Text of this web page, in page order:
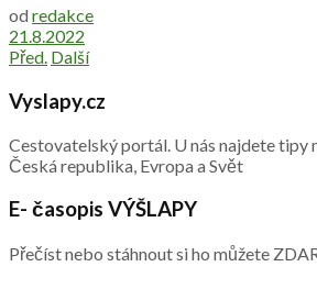
od redakce
21.8.2022
Před. Další
Vyslapy.cz
Cestovatelský portál. U nás najdete tipy
Česká republika, Evropa a Svět
E- časopis VÝŠLAPY
Přečíst nebo stáhnout si ho můžete